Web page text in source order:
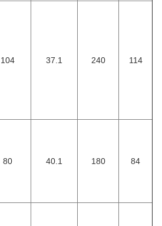
104 37.1 240 114
80 40.1 180 84